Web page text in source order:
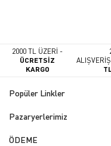
2000 TL ÜZERİ -
ÜCRETSİZ
KARGO
Popüler Linkler
Pazaryerlerimiz
ÖDEME